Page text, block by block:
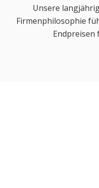
Unsere
Firmenphilosophie
Endpreisen